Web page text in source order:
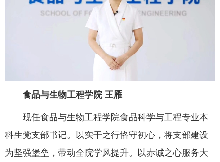
食品与生物工程学院 王雁
现任食品与生物工程学院食品科学与工程专业本
科生党支部书记。以实干之行恪守初心，将支部建设
为坚强堡垒，带动全院学风提升。以赤诚之心服务大